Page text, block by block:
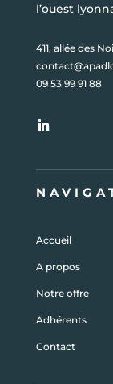
l’ouest
411, allée des
09 53 99 91 88
Accueil
A propos
Notre offre
Adhérents
Contact